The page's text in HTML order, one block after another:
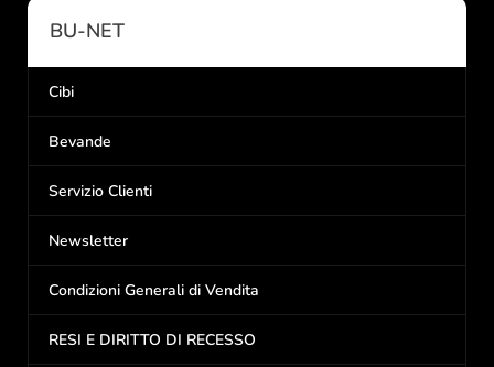
BU-NET
Cibi
Bevande
Servizio Clienti
Newsletter
Condizioni Generali di Vendita
RESI E DIRITTO DI RECESSO